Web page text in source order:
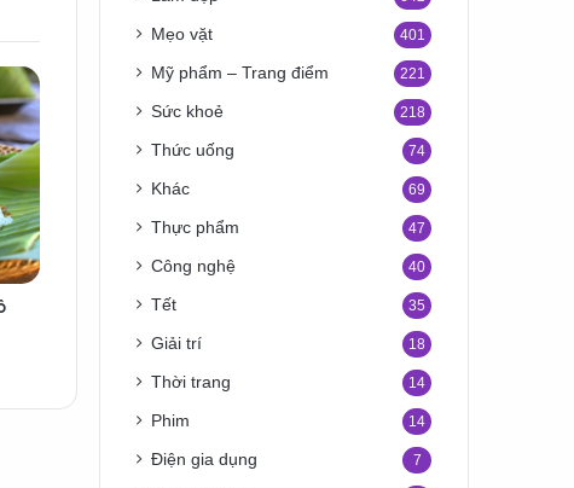
Mẹo vặt 401
Mỹ phẩm – Trang điểm 221
Sức khoẻ 218
Thức uống 74
Khác 69
Thực phẩm 47
Công nghệ 40
Tết 35
Giải trí 18
Thời trang 14
Phim 14
Điện gia dụng 7